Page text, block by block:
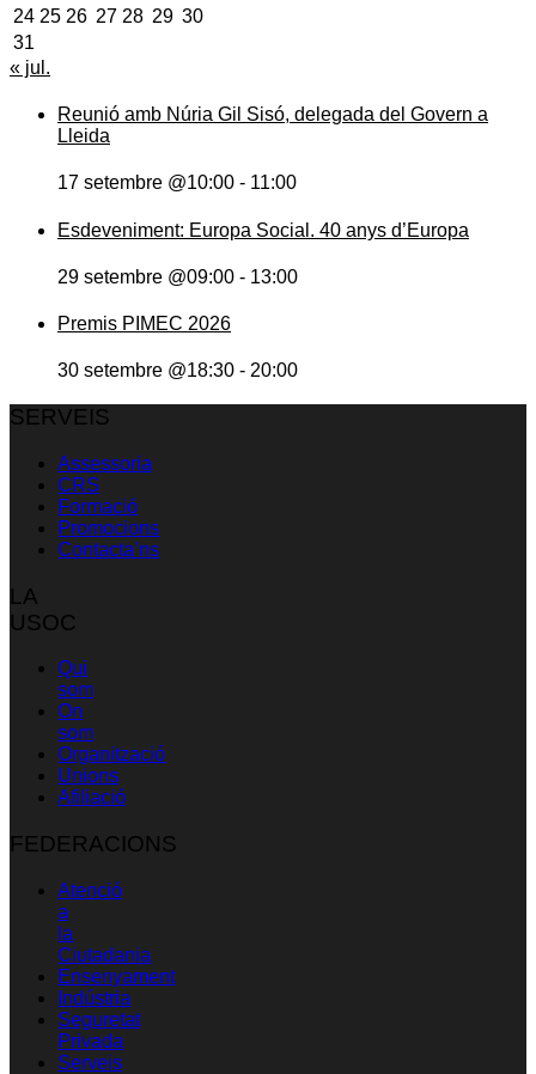
24 25 26 27 28 29 30
31
« jul.
Reunió amb Núria Gil Sisó, delegada del Govern a
Lleida
17 setembre @10:00 - 11:00
Esdeveniment: Europa Social. 40 anys d’Europa
29 setembre @09:00 - 13:00
Premis PIMEC 2026
30 setembre @18:30 - 20:00
SERVEIS
Assessoria
CRS
Formació
Promocions
Contacta’ns
LA
USOC
Qui
som
On
som
Organització
Unions
Afiliació
FEDERACIONS
Atenció
a
la
Ciutadania
Ensenyament
Indústria
Seguretat
Privada
Serveis